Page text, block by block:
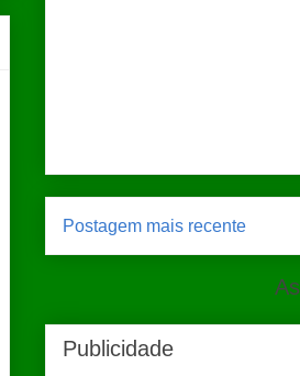
Postagem mais recente
Publicidade